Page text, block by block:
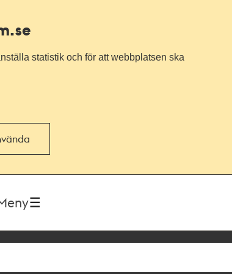
statistik och för att webbplatsen ska